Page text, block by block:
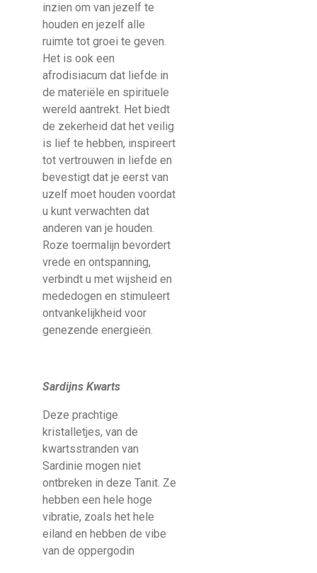
inzien om van jezelf te
houden en jezelf alle
ruimte tot groei te geven.
Het is ook een
afrodisiacum dat liefde in
de materiële en spirituele
wereld aantrekt. Het biedt
de zekerheid dat het veilig
is lief te hebben, inspireert
tot vertrouwen in liefde en
bevestigt dat je eerst van
uzelf moet houden voordat
u kunt verwachten dat
anderen van je houden.
Roze toermalijn bevordert
vrede en ontspanning,
verbindt u met wijsheid en
mededogen en stimuleert
ontvankelijkheid voor
genezende energieën.
Sardijns Kwarts
Deze prachtige
kristalletjes, van de
kwartsstranden van
Sardinie mogen niet
ontbreken in deze Tanit. Ze
hebben een hele hoge
vibratie, zoals het hele
eiland en hebben de vibe
van de oppergodin